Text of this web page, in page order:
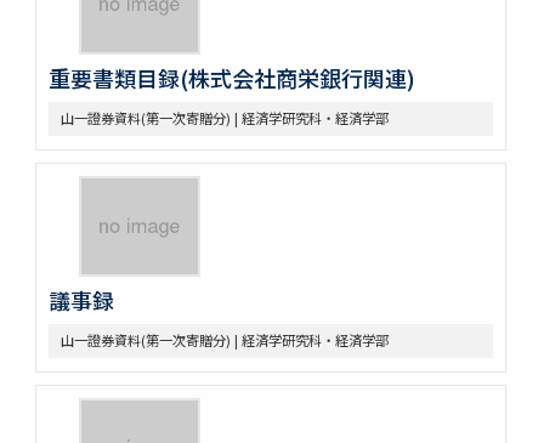
重要書類目録(株式会社商栄銀行関連)
山一證券資料(第一次寄贈分) | 経済学研究科・経済学部
議事録
山一證券資料(第一次寄贈分) | 経済学研究科・経済学部